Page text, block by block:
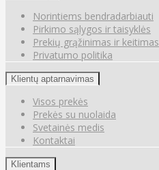
Norintiems bendradarbiauti
Pirkimo sąlygos ir taisyklės
Prekių grąžinimas ir keitimas
Privatumo politika
Klientų aptarnavimas
Visos prekės
Prekės su nuolaida
Svetainės medis
Kontaktai
Klientams